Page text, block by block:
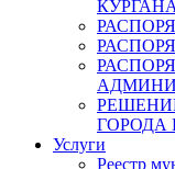
КУРГАНА
ГОРОДА
Услуги
Реестр